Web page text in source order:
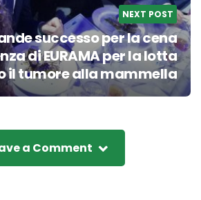
NEXT POST
successo per la cena
di EURAMA per la lotta
il tumore alla mammella
a Comment